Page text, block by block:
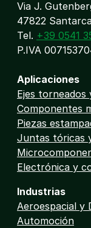
Via J.
47822
Tel. +39 0541
P.IVA
Aplicaciones
Ejes torneados
Componentes
Piezas
Juntas tóricas
Electrónica y
Industrias
Aeroespacial y
Automoción